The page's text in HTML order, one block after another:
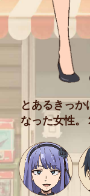
とあるきっ
なった女性。